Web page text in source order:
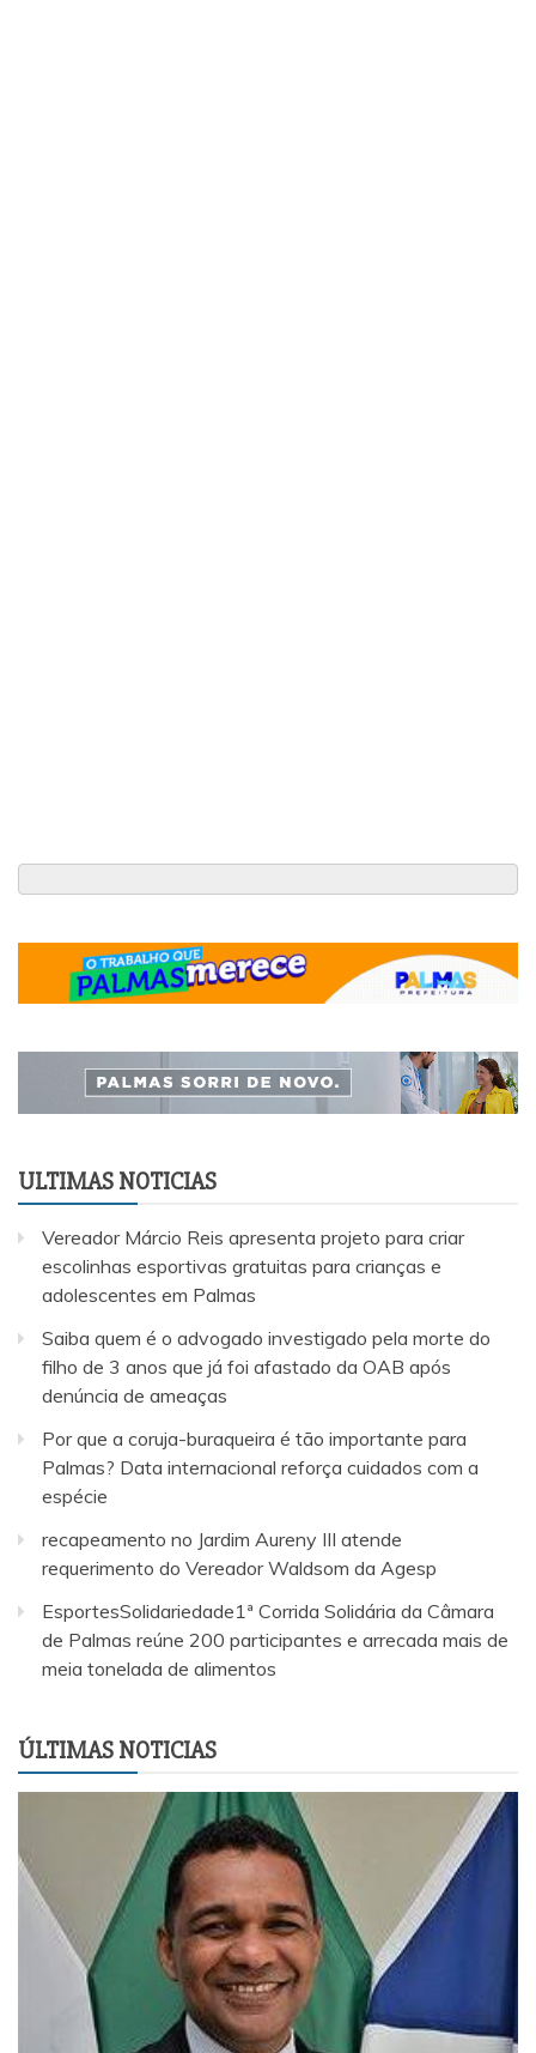
ULTIMAS NOTICIAS
Vereador Márcio Reis apresenta projeto para criar
escolinhas esportivas gratuitas para crianças e
adolescentes em Palmas
Saiba quem é o advogado investigado pela morte do
filho de 3 anos que já foi afastado da OAB após
denúncia de ameaças
Por que a coruja-buraqueira é tão importante para
Palmas? Data internacional reforça cuidados com a
espécie
recapeamento no Jardim Aureny III atende
requerimento do Vereador Waldsom da Agesp
EsportesSolidariedade1ª Corrida Solidária da Câmara
de Palmas reúne 200 participantes e arrecada mais de
meia tonelada de alimentos
ÚLTIMAS NOTICIAS